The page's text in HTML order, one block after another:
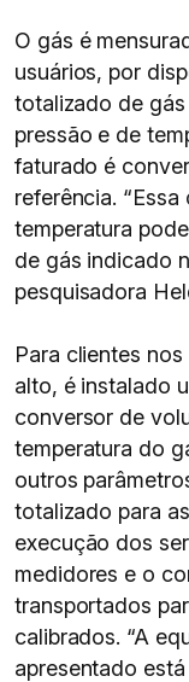
O gás é
usuários, por
totalizado de
pressão e de
faturado é
referência.
temperatura
de gás indicado
pesquisadora
Para clientes
alto, é instalado
conversor de
temperatura do
outros
totalizado para
execução dos
medidores e o
transportados
calibrados. “A
apresentado